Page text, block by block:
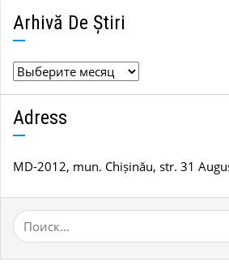
Arhivă De Știri
Arhivă
de
știri
Adress
MD-2012, mun. Chișinău, str. 31
Найти: